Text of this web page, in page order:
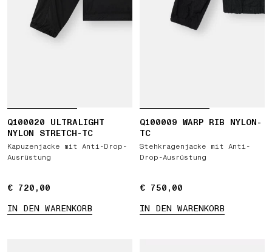
Q100020 ULTRALIGHT
NYLON STRETCH-TC
Kapuzenjacke mit Anti-Drop-
Ausrüstung
€ 720,00
€ 720,00
IN DEN WARENKORB
Q100009 WARP RIB NYLON-
TC
Stehkragenjacke mit Anti-
Drop-Ausrüstung
€ 750,00
€ 750,00
IN DEN WARENKORB